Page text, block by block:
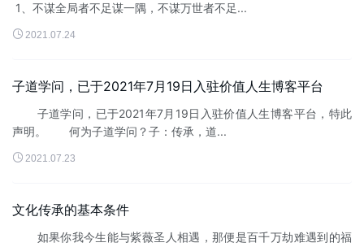
1、不谋全局者不足谋一隅，不谋万世者不足...
 2021.07.24
子道学问，已于2021年7月19日入驻价值人生博客平台
子道学问，已于2021年7月19日入驻价值人生博客平台，特此
声明。 何为子道学问？子：传承，道...
 2021.07.23
文化传承的基本条件
如果你我今生能与紫薇圣人相遇，那便是百千万劫难遇到的福